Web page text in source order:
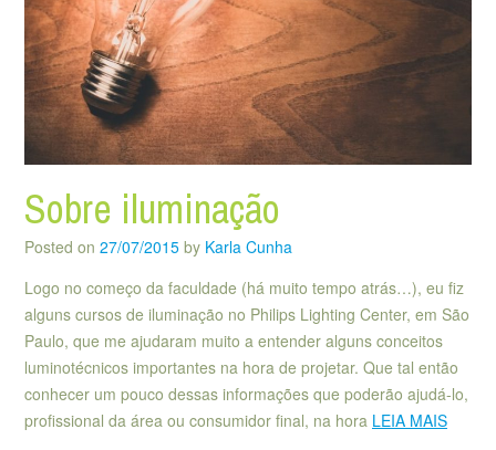
Sobre iluminação
Posted on 27/07/2015 by Karla Cunha
Logo no começo da faculdade (há muito tempo atrás…), eu fiz
alguns cursos de iluminação no Philips Lighting Center, em São
Paulo, que me ajudaram muito a entender alguns conceitos
luminotécnicos importantes na hora de projetar. Que tal então
conhecer um pouco dessas informações que poderão ajudá-lo,
profissional da área ou consumidor final, na hora LEIA MAIS